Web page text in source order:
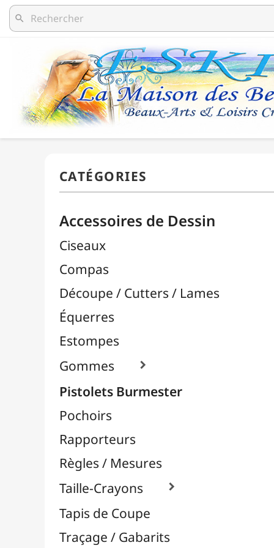
search
Compas
Découpe / Cutters / Lames
Estompes
Gommes 
Pochoirs
Rapporteurs
Règles / Mesures
Taille-Crayons

Tapis de Coupe
Traçage / Gabarits
Body-Paint / Maquillage
Bombes & Feutres à Peinture
Céramique / Poterie
Chevalets & Accrochage
Enfants / Scolaire
Esquisse & Dessin
Librairie / Livres
Loisirs Créatifs